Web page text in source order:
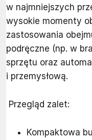
w najmniejszych
wysokie momenty
zastosowania
podręczne (np. w
sprzętu oraz
i przemysłową.
Przegląd zalet:
Kompaktowa